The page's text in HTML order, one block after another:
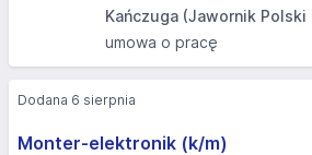
Kańczuga (Jawornik Polski
umowa o pracę
Monter-elektronik (k/m)
Dodana 6 sierpnia